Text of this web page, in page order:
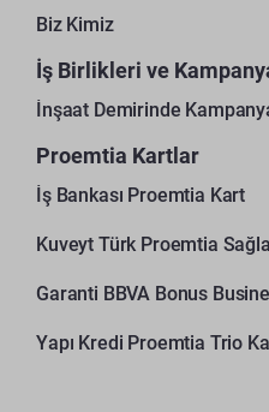
Biz Kimiz
İş Birlikleri ve
İnşaat Demirinde
Proemtia Kartlar
İş Bankası Proemtia Kart
Kuveyt Türk Proemtia
Garanti BBVA Bonus
Yapı Kredi Proemtia Trio